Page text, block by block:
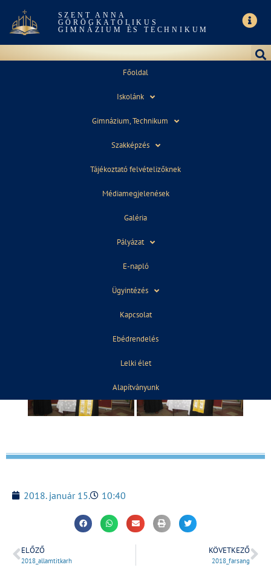
SZENT ANNA
GÖRÖGKATOLIKUS
GIMNÁZIUM ÉS TECHNIKUM
Főoldal
Iskolánk
Gimnázium, Technikum
Szakképzés
Tájékoztató felvételizőknek
Médiamegjelenések
Galéria
Pályázat
E-napló
Ügyintézés
Kapcsolat
Ebédrendelés
Lelki élet
Alapítványunk
2018_SZENTELES
2018. január 15. 10:40
ELŐZŐ
2018_allamtitkarh
KÖVETKEZŐ
2018_farsang